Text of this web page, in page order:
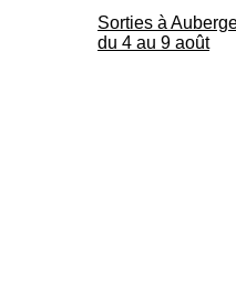
Sorties à
du 4 au 9 août